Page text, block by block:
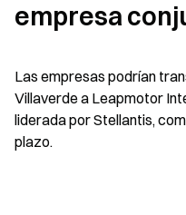
empresa
Las empresas podrían
Villaverde a Leapmotor
liderada por Stellantis,
plazo.